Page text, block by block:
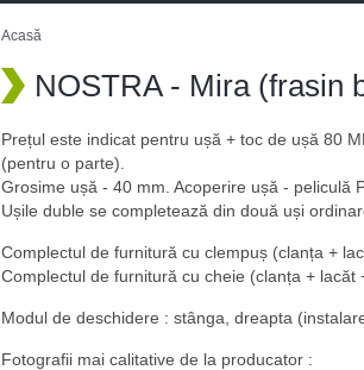
Acasă
NOSTRA - Mira (frasin
Prețul este indicat pentru ușă + toc de ușă 80
(pentru o parte).
Grosime ușă - 40 mm. Acoperire ușă - peliculă
Ușile duble se completează din două uși
Complectul de furnitură cu clempuș (clanța +
Complectul de furnitură cu cheie (clanța + lacăt
Modul de deschidere : stânga, dreapta
Fotografii mai calitative de la producator :